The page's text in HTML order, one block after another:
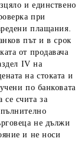
и единствено
при
плащания.
път и в срок
от продавача
IV на
на стоката и
по банковата
счита за
не дължи
и не носи